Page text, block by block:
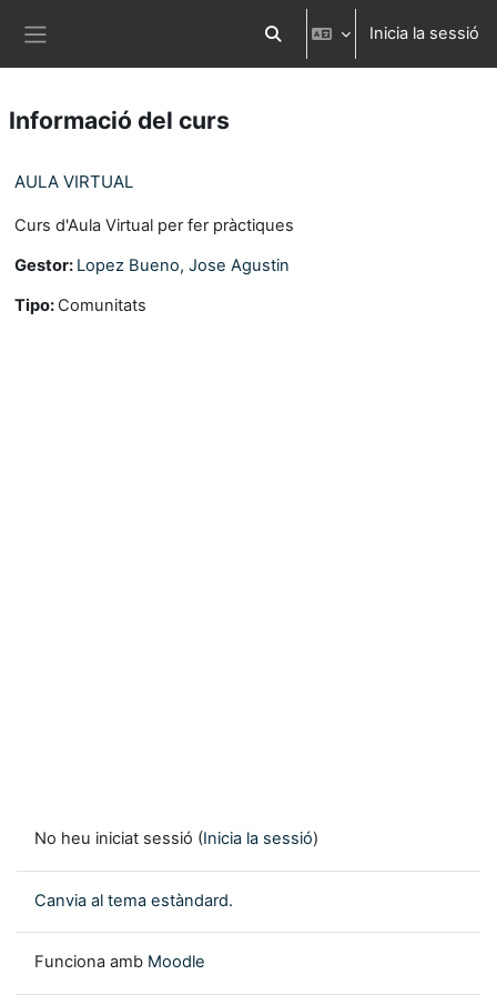
Commuta l'entrada de la cerca
Inicia la sessió
Informació del curs
AULA VIRTUAL
Curs d'Aula Virtual per fer pràctiques
Gestor: Lopez Bueno, Jose Agustin
Tipo: Comunitats
No heu iniciat sessió (Inicia la sessió)
Canvia al tema estàndard.
Funciona amb Moodle